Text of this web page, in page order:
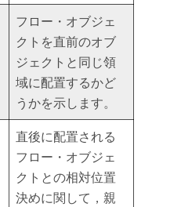
フロー・オブジェ
クトを直前のオブ
ジェクトと同じ領
域に配置するかど
うかを示します。
直後に配置される
フロー・オブジェ
クトとの相対位置
決めに関して，親